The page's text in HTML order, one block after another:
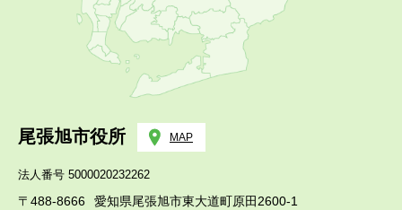
尾張旭市役所 MAP
法人番号 5000020232262
〒488-8666 愛知県尾張旭市東大道町原田2600-1